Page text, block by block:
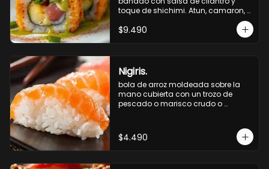
toque de shichimi. Atun, camaron,
$9.490
Nigiris.
bola de arroz moldeada sobre la
mano cubierta con un trozo de
pescado o marisco crudo o
$4.490